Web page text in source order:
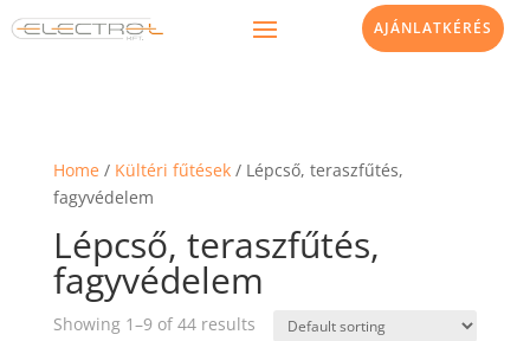
AJÁNLATKÉRÉS
Home / Kültéri fűtések/ Lépcső, teraszfűtés,
fagyvédelem
Lépcső, teraszfűtés,
fagyvédelem
Showing 1–9 of 44 results